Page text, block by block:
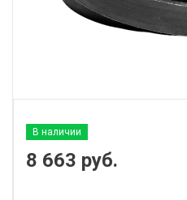
В наличии
8 663 руб.